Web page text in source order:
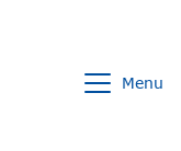
Menu